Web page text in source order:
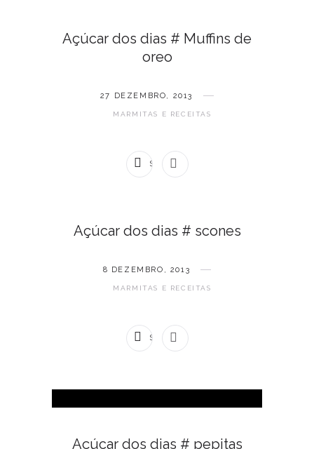
Açúcar dos dias # Muffins de
oreo
27 DEZEMBRO, 2013
MARMITAS E RECEITAS
SEM COMENTÁRIOS
Açúcar dos dias # scones
8 DEZEMBRO, 2013
MARMITAS E RECEITAS
SEM COMENTÁRIOS
Açúcar dos dias # pepitas